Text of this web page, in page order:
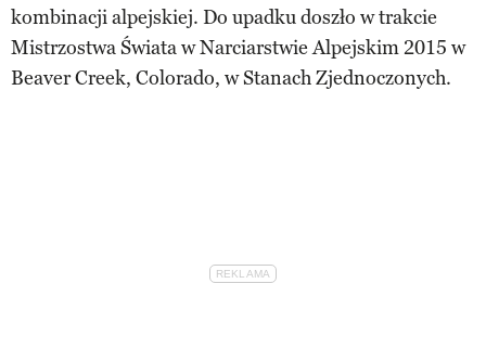
kombinacji alpejskiej. Do upadku doszło w trakcie
Mistrzostwa Świata w Narciarstwie Alpejskim 2015 w
Beaver Creek, Colorado, w Stanach Zjednoczonych.